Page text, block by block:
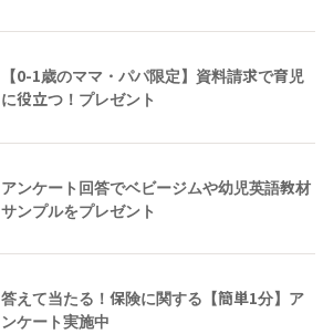
【0-1歳のママ・パパ限定】資料請求で育児
に役立つ！プレゼント
アンケート回答でベビージムや幼児英語教材
サンプルをプレゼント
答えて当たる！保険に関する【簡単1分】ア
ンケート実施中